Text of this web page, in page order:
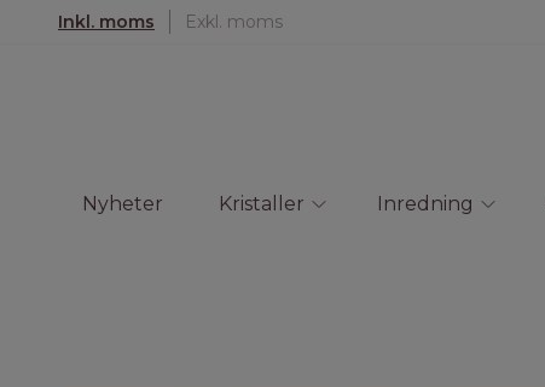
Inkl. moms Exkl. moms
Nyheter Kristaller Inredning